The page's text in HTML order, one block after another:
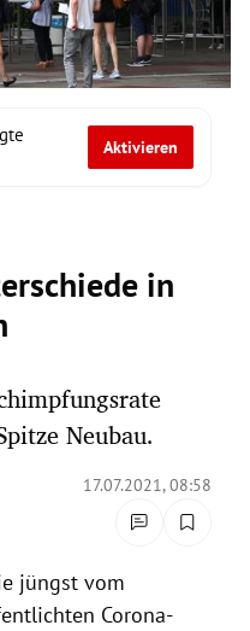
Aktivieren
in
Neubau.
17.07.2021, 08:58
jüngst vom
Corona-